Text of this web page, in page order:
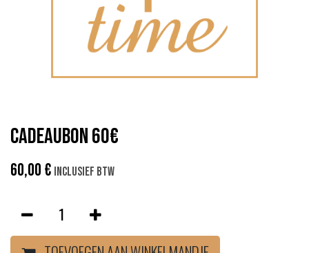
Cadeaubon 60€
60,00€ Inclusief btw